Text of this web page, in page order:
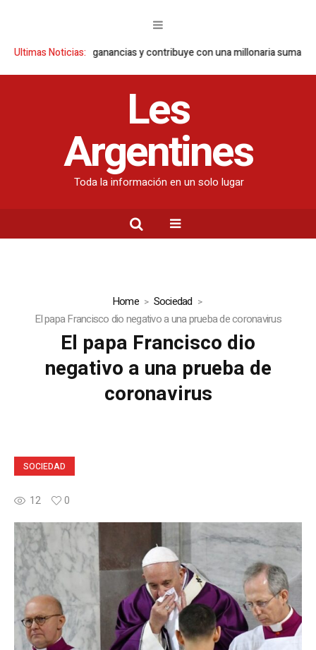
Ultimas Noticias:
reporta ganancias y contribuye con una millonaria suma en
Les
Argentines
Toda la información en un solo lugar
Home
Sociedad
El papa Francisco dio negativo a una prueba de coronavirus
El papa Francisco dio
negativo a una prueba de
coronavirus
SOCIEDAD
12 0